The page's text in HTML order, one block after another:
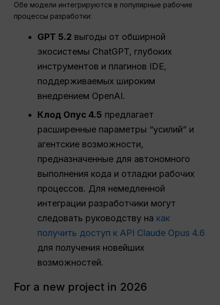
Обе модели интегрируются в популярные рабочие
процессы разработки:
GPT 5.2 выгоды от обширной
экосистемы ChatGPT, глубоких
инструментов и плагинов IDE,
поддерживаемых широким
внедрением OpenAI.
Клод Опус 4.5 предлагает
расширенные параметры “усилий” и
агентские возможности,
предназначенные для автономного
выполнения кода и отладки рабочих
процессов. Для немедленной
интеграции разработчики могут
следовать руководству на как
получить доступ к API Claude Opus 4.6
для получения новейших
возможностей.
For a new project in 2026